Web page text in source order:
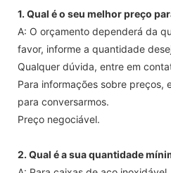
1. Qual é o seu melhor preço
A: O orçamento dependerá da
favor, informe a quantidade
Qualquer dúvida, entre em
Para informações sobre preços,
para conversarmos.
Preço negociável.
2. Qual é a sua quantidade